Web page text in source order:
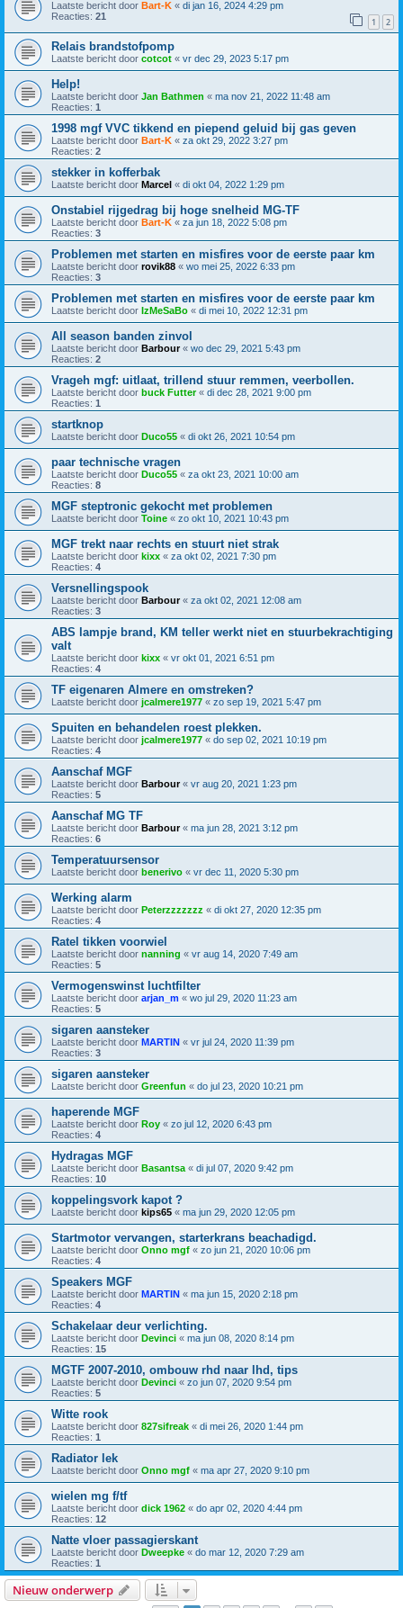
Laatste bericht door Bart-K « di jan 16, 2024 4:29 pm
Reacties: 21 1 2
Relais brandstofpomp
Laatste bericht door cotcot « vr dec 29, 2023 5:17 pm
Help!
Laatste bericht door Jan Bathmen « ma nov 21, 2022 11:48 am
Reacties: 1
1998 mgf VVC tikkend en piepend geluid bij gas geven
Laatste bericht door Bart-K « za okt 29, 2022 3:27 pm
Reacties: 2
stekker in kofferbak
Laatste bericht door Marcel « di okt 04, 2022 1:29 pm
Onstabiel rijgedrag bij hoge snelheid MG-TF
Laatste bericht door Bart-K « za jun 18, 2022 5:08 pm
Reacties: 3
Problemen met starten en misfires voor de eerste paar km
Laatste bericht door rovik88 « wo mei 25, 2022 6:33 pm
Reacties: 3
Problemen met starten en misfires voor de eerste paar km
Laatste bericht door IzMeSaBo « di mei 10, 2022 12:31 pm
All season banden zinvol
Laatste bericht door Barbour« wo dec 29, 2021 5:43 pm
Reacties: 2
Vrageh mgf: uitlaat, trillend stuur remmen, veerbollen.
Laatste bericht door buck Futter« di dec 28, 2021 9:00 pm
Reacties: 1
startknop
Laatste bericht door Duco55 « di okt 26, 2021 10:54 pm
paar technische vragen
Laatste bericht door Duco55 « za okt 23, 2021 10:00 am
Reacties: 8
MGF steptronic gekocht met problemen
Laatste bericht door Toine « zo okt 10, 2021 10:43 pm
MGF trekt naar rechts en stuurt niet strak
Laatste bericht door kixx « za okt 02, 2021 7:30 pm
Reacties: 4
Versnellingspook
Laatste bericht door Barbour« za okt 02, 2021 12:08 am
Reacties: 3
ABS lampje brand, KM teller werkt niet en stuurbekrachtiging
valt
Laatste bericht door kixx « vr okt 01, 2021 6:51 pm
Reacties: 4
TF eigenaren Almere en omstreken?
Laatste bericht door jcalmere1977 « zo sep 19, 2021 5:47 pm
Spuiten en behandelen roest plekken.
Laatste bericht door jcalmere1977 « do sep 02, 2021 10:19 pm
Reacties: 4
Aanschaf MGF
Laatste bericht door Barbour« vr aug 20, 2021 1:23 pm
Reacties: 5
Aanschaf MG TF
Laatste bericht door Barbour« ma jun 28, 2021 3:12 pm
Reacties: 6
Temperatuursensor
Laatste bericht door benerivo « vr dec 11, 2020 5:30 pm
Werking alarm
Laatste bericht door Peterzzzzzzz « di okt 27, 2020 12:35 pm
Reacties: 4
Ratel tikken voorwiel
Laatste bericht door nanning « vr aug 14, 2020 7:49 am
Reacties: 5
Vermogenswinst luchtfilter
Laatste bericht door arjan_m « wo jul 29, 2020 11:23 am
Reacties: 5
sigaren aansteker
Laatste bericht door MARTIN « vr jul 24, 2020 11:39 pm
Reacties: 3
sigaren aansteker
Laatste bericht door Greenfun « do jul 23, 2020 10:21 pm
haperende MGF
Laatste bericht door Roy « zo jul 12, 2020 6:43 pm
Reacties: 4
Hydragas MGF
Laatste bericht door Basantsa « di jul 07, 2020 9:42 pm
Reacties: 10
koppelingsvork kapot ?
Laatste bericht door kips65 « ma jun 29, 2020 12:05 pm
Startmotor vervangen, starterkrans beachadigd.
Laatste bericht door Onno mgf « zo jun 21, 2020 10:06 pm
Reacties: 4
Speakers MGF
Laatste bericht door MARTIN « ma jun 15, 2020 2:18 pm
Reacties: 4
Schakelaar deur verlichting.
Laatste bericht door Devinci « ma jun 08, 2020 8:14 pm
Reacties: 15
MGTF 2007-2010, ombouw rhd naar lhd, tips
Laatste bericht door Devinci « zo jun 07, 2020 9:54 pm
Reacties: 5
Witte rook
Laatste bericht door 827sifreak « di mei 26, 2020 1:44 pm
Reacties: 1
Radiator lek
Laatste bericht door Onno mgf « ma apr 27, 2020 9:10 pm
wielen mg f/tf
Laatste bericht door dick 1962 « do apr 02, 2020 4:44 pm
Reacties: 12
Natte vloer passagierskant
Laatste bericht door Dweepke « do mar 12, 2020 7:29 am
Reacties: 1
Nieuw onderwerp